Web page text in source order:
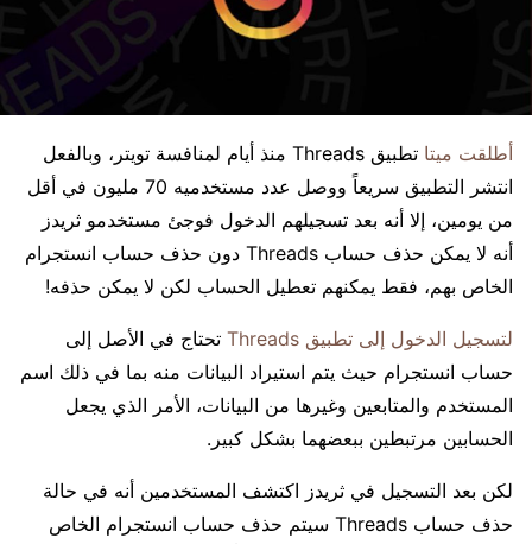
أطلقت ميتا
تطبيق Threads منذ أيام لمنافسة تويتر، وبالفعل
انتشر التطبيق سريعاً ووصل عدد مستخدميه 70 مليون في أقل
من يومين، إلا أنه بعد تسجيلهم الدخول فوجئ مستخدمو ثريدز
أنه لا يمكن حذف حساب Threads دون حذف حساب انستجرام
الخاص بهم، فقط يمكنهم تعطيل الحساب لكن لا يمكن حذفه!
لتسجيل الدخول إلى تطبيق Threads
تحتاج في الأصل إلى
حساب انستجرام حيث يتم استيراد البيانات منه بما في ذلك اسم
المستخدم والمتابعين وغيرها من البيانات، الأمر الذي يجعل
الحسابين مرتبطين ببعضهما بشكل كبير.
لكن بعد التسجيل في ثريدز اكتشف المستخدمين أنه في حالة
حذف حساب Threads سيتم حذف حساب انستجرام الخاص